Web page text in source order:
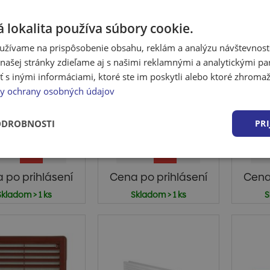
vetracia
Haco so
okrúh...
Haco so
po prihlásení
> 1 ks
Revízne dvierka
Haco s tlačným
Cena po prihlásení
Skladom > 1 ks
lokalita používa súbory cookie.
na prispôsobenie obsahu, reklám a analýzu
stránky zdieľame aj s našimi reklamnými a analytickými
s inými informáciami, ktoré ste im poskytli alebo ktoré
ochrany osobných údajov